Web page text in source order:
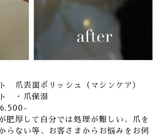
爪表面ポリッシュ（マシンケア）
・爪保湿
肥厚して自分では処理が難しい、爪を
らない等、お客さまからお悩みをお伺